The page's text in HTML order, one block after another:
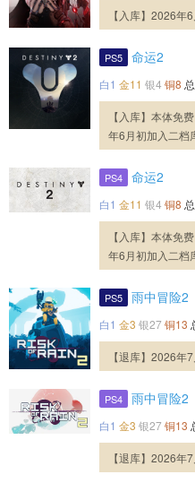
【入库】2026年
PS5 命运2
白1 金11 银4 铜8
【入库】本体免
年6月初加入二档
PS4 命运2
白1 金11 银4 铜8
【入库】本体免
年6月初加入二档
PS5 雨中冒险2
白1 金3 银27 铜13
【退库】2026年
PS4 雨中冒险2
白1 金3 银27 铜13
【退库】2026年